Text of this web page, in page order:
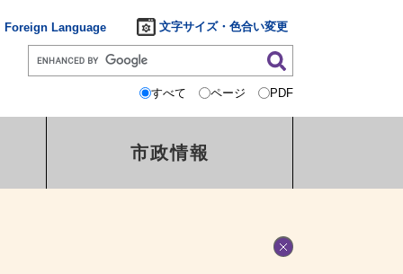
Foreign Language 文字サイズ・色合い変更
すべて ページ PDF
市政情報